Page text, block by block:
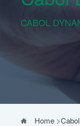
CABOL
Home>